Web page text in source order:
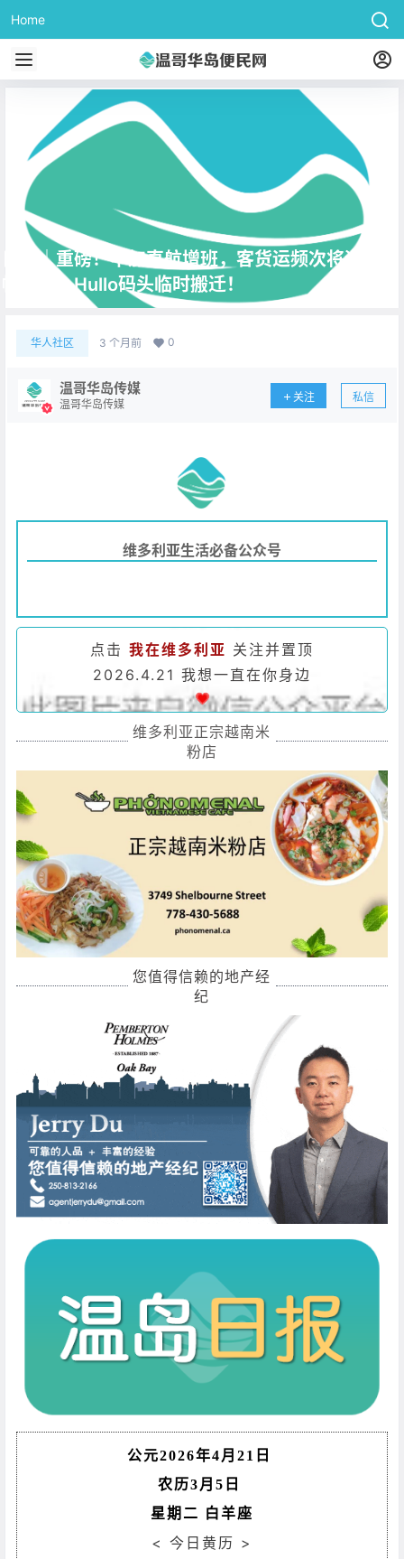
Home
日报｜重磅！中加直航增班，客货运频次将迎来大
幅提升！Hullo码头临时搬迁！
华人社区 3 个月前 0
温哥华岛传媒
温哥华岛传媒
关注 私信
维多利亚生活必备公众号
点击 我在维多利亚 关注并置顶
2026.4.21 我想一直在你身边
维多利亚正宗越南米
粉店
您值得信赖的地产经
纪
公元2026年4月21日
农历3月5日
星期二 白羊座
< 今日黄历 >